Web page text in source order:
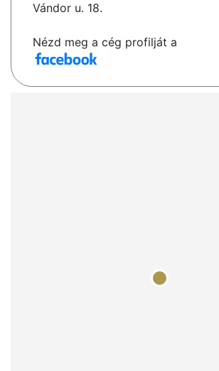
Vándor u. 18.
Nézd meg a cég profilját a